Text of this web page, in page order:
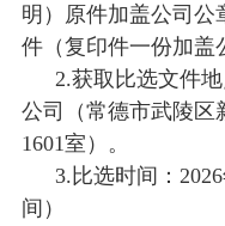
明）原件加盖公司公
件（复印件一份加盖
2.获取比选文件
公司（常德市武陵区
1601室）。
3.比选时间：
间）